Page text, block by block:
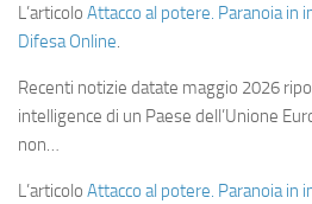
L’articolo Attacco al potere. Paranoia in
Difesa Online.
Recenti notizie datate maggio 2026
intelligence di un Paese dell’Unione
non…
L’articolo Attacco al potere. Paranoia in